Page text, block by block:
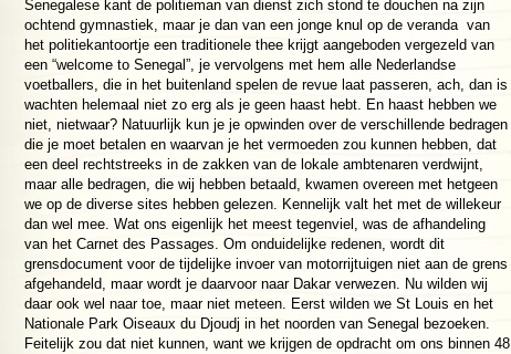
Senegalese kant de politieman van dienst zich stond te douchen na zijn
ochtend gymnastiek, maar je dan van een jonge knul op de veranda van
het politiekantoortje een traditionele thee krijgt aangeboden vergezeld van
een “welcome to Senegal”, je vervolgens met hem alle Nederlandse
voetballers, die in het buitenland spelen de revue laat passeren, ach, dan is
wachten helemaal niet zo erg als je geen haast hebt. En haast hebben we
niet, nietwaar? Natuurlijk kun je je opwinden over de verschillende bedragen
die je moet betalen en waarvan je het vermoeden zou kunnen hebben, dat
een deel rechtstreeks in de zakken van de lokale ambtenaren verdwijnt,
maar alle bedragen, die wij hebben betaald, kwamen overeen met hetgeen
we op de diverse sites hebben gelezen. Kennelijk valt het met de willekeur
dan wel mee. Wat ons eigenlijk het meest tegenviel, was de afhandeling
van het Carnet des Passages. Om onduidelijke redenen, wordt dit
grensdocument voor de tijdelijke invoer van motorrijtuigen niet aan de grens
afgehandeld, maar wordt je daarvoor naar Dakar verwezen. Nu wilden wij
daar ook wel naar toe, maar niet meteen. Eerst wilden we St Louis en het
Nationale Park Oiseaux du Djoudj in het noorden van Senegal bezoeken.
Feitelijk zou dat niet kunnen, want we krijgen de opdracht om ons binnen 48